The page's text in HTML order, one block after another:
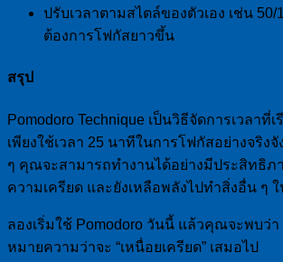
ปรับเวลาตามสไตล์ของตัวเอง เช่น
ต้องการโฟกัสยาวขึ้น
สรุป
Pomodoro Technique เป็นวิธีจัดการเวลาที่
เพียงใช้เวลา 25 นาทีในการโฟกัสอย่างจริง
ๆ คุณจะสามารถทำงานได้อย่างมีประสิทธิภ
ความเครียด และยังเหลือพลังไปทำสิ่งอื่น ๆ
ลองเริ่มใช้ Pomodoro วันนี้ แล้วคุณจะพบว่า
หมายความว่าจะ “เหนื่อยเครียด” เสมอไป